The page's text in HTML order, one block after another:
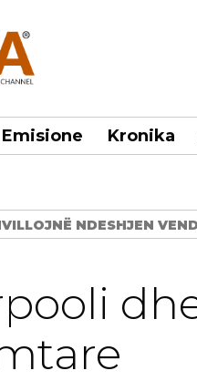
Emisione Kronika
NDESHJEN